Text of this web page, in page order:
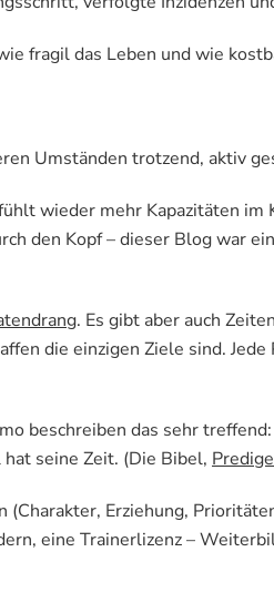
fragil das Leben und wie
Umständen trotzend, aktiv
wieder mehr Kapazitäten im
den Kopf – dieser Blog war
. Es gibt aber auch
die einzigen Ziele sind.
beschreiben das sehr
seine Zeit. (Die Bibel,
Erziehung,
eine Trainerlizenz –